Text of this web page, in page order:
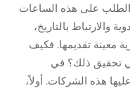
الطلب على هذه الساعات
والارتباط بالتاريخ،
معينة تقديمها. فكيف
تحقيق ذلك؟ في
هذه الشركات. أولاً،